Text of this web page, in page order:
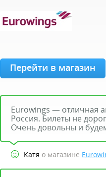
Перейти в магазин
Eurowings — отличная
Россия. Билеты не
Очень довольны и
Катя о магазине